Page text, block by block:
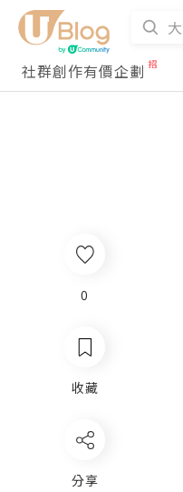
社群創作有價企劃
0
收藏
分享